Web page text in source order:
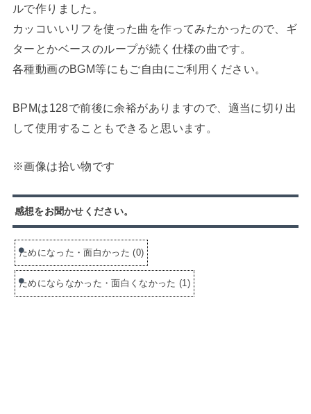
ルで作りました。
カッコいいリフを使った曲を作ってみたかったので、ギ
ターとかベースのループが続く仕様の曲です。
各種動画のBGM等にもご自由にご利用ください。
BPMは128で前後に余裕がありますので、適当に切り出
して使用することもできると思います。
※画像は拾い物です
感想をお聞かせください。
ためになった・面白かった (0)
ためにならなかった・面白くなかった (1 )